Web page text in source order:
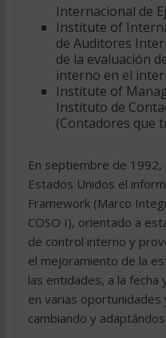
Internacional de
Institute of
de Auditores
de la evaluación
interno en el
Institute of
Instituto de
(Contadores que
En septiembre de 1992,
Estados Unidos el
Framework (Marco
COSO I), orientado a
de control interno y
el mejoramiento de la
las entidades, a la fecha
en varias oportunidades
cambiando y